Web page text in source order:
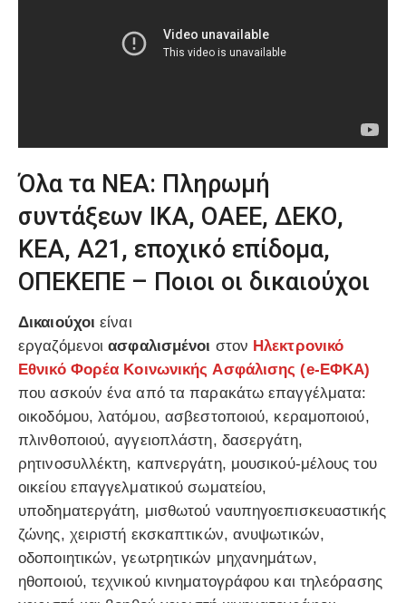
Όλα τα ΝΕΑ: Πληρωμή
συντάξεων ΙΚΑ, ΟΑΕΕ, ΔΕΚΟ,
ΚΕΑ, Α21, εποχικό επίδομα,
ΟΠΕΚΕΠΕ – Ποιοι οι δικαιούχοι
Δικαιούχοι είναι
εργαζόμενοιασφαλισμένοι στον Ηλεκτρονικό
Εθνικό Φορέα Κοινωνικής Ασφάλισης (e-ΕΦΚΑ)
που ασκούν ένα από τα παρακάτω επαγγέλματα:
οικοδόμου, λατόμου, ασβεστοποιού, κεραμοποιού,
πλινθοποιού, αγγειοπλάστη, δασεργάτη,
ρητινοσυλλέκτη, καπνεργάτη, μουσικού-μέλους του
οικείου επαγγελματικού σωματείου,
υποδηματεργάτη, μισθωτού ναυπηγοεπισκευαστικής
ζώνης, χειριστή εκσκαπτικών, ανυψωτικών,
οδοποιητικών, γεωτρητικών μηχανημάτων,
ηθοποιού, τεχνικού κινηματογράφου και τηλεόρασης